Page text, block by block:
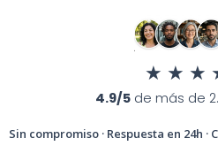
★ ★ ★
4.9/5de más de
Sin compromiso · Respuesta en 24h